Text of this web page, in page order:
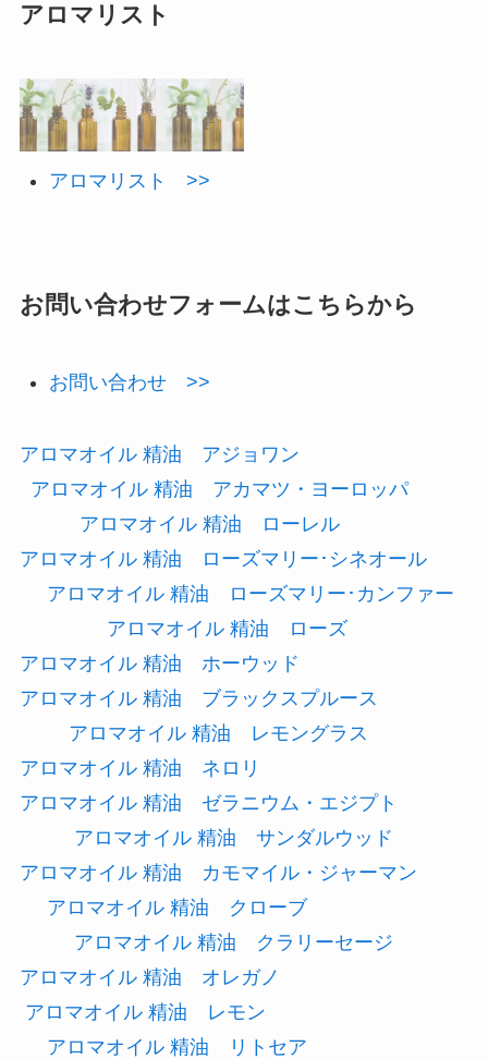
アロマリスト
アロマリスト >>
お問い合わせフォームはこちらから
お問い合わせ >>
アロマオイル 精油 アジョワン
アロマオイル 精油 アカマツ・ヨーロッパ
アロマオイル 精油 ローレル
アロマオイル 精油 ローズマリー･シネオール
アロマオイル 精油 ローズマリー･カンファー
アロマオイル 精油 ローズ
アロマオイル 精油 ホーウッド
アロマオイル 精油 ブラックスプルース
アロマオイル 精油 レモングラス
アロマオイル 精油 ネロリ
アロマオイル 精油 ゼラニウム・エジプト
アロマオイル 精油 サンダルウッド
アロマオイル 精油 カモマイル・ジャーマン
アロマオイル 精油 クローブ
アロマオイル 精油 クラリーセージ
アロマオイル 精油 オレガノ
アロマオイル 精油 レモン
アロマオイル 精油 リトセア